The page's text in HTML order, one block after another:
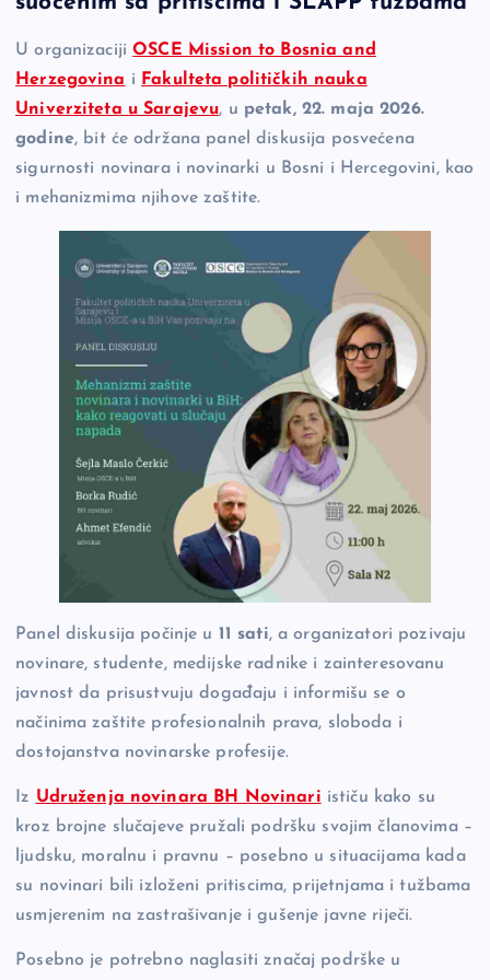
o
o
k
n
k
g
er
U organizacijiOSCE Mission to Bosnia and
Herzegovina i Fakulteta političkih nauka
Univerziteta u Sarajevu, u petak, 22. maja 2026.
godine, bit će održana panel diskusija posvećena
sigurnosti novinara i novinarki u Bosni i Hercegovini, kao
i mehanizmima njihove zaštite.
Panel diskusija počinje u 11 sati, a organizatori pozivaju
novinare, studente, medijske radnike i zainteresovanu
javnost da prisustvuju događaju i informišu se o
načinima zaštite profesionalnih prava, sloboda i
dostojanstva novinarske profesije.
Iz Udruženja novinara BH Novinari ističu kako su
kroz brojne slučajeve pružali podršku svojim članovima –
ljudsku, moralnu i pravnu – posebno u situacijama kada
su novinari bili izloženi pritiscima, prijetnjama i tužbama
usmjerenim na zastrašivanje i gušenje javne riječi.
Posebno je potrebno naglasiti značaj podrške u